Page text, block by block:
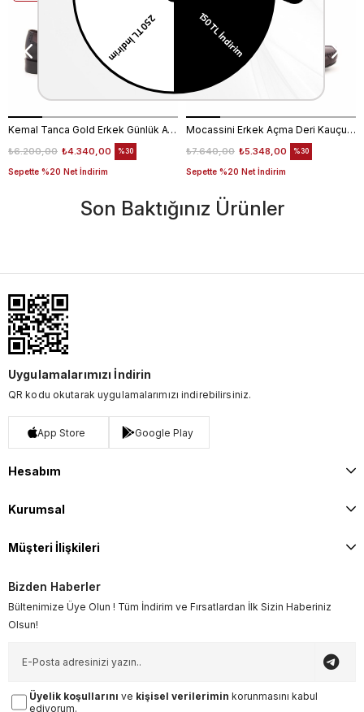
Kemal Tanca Gold Erkek Günlük Ayakkabı 6612-152
₺4.340,00
₺6.200,00
Sepette %20 Net İndirim
%30
Mocassini Erkek Açma Deri Kauçuk Taban Bordo Günlük Ayakkabı
₺5.348,00
₺7.640,00
Sepette %20 Net İndirim
%30
Son Baktığınız Ürünler
Uygulamalarımızı İndirin
QR kodu okutarak uygulamalarımızı indirebilirsiniz.
App Store Google Play
Hesabım
Kurumsal
Müşteri İlişkileri
Bizden Haberler
Bültenimize Üye Olun ! Tüm İndirim ve Fırsatlardan İlk Sizin Haberiniz
Olsun!
Üyelik koşullarını ve kişisel verilerimin korunmasını kabul
ediyorum.